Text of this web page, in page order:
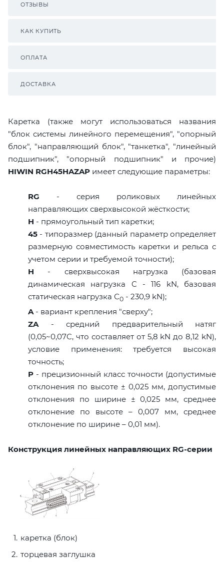
ОТЗЫВЫ
КАК КУПИТЬ
ОПЛАТА
ДОСТАВКА
Каретка (также могут использоваться названия
"блок системы линейного перемещения", "опорный
блок", "направляющий блок", "танкетка", "линейный
подшипник", "опорный подшипник" и прочие)
HIWIN RGH45HAZAP имеет следующие параметры:
RG - серия роликовых линейных
направляющих сверхвысокой жёсткости;
H - прямоугольный тип каретки;
45 - типоразмер (данный параметр определяет
размерную совместимость каретки и рельса с
учетом серии и требуемой точности);
H - сверхвысокая нагрузка (базовая
динамическая нагрузка C - 116 kN, базовая
статическая нагрузка С0 - 230,9 kN);
A- вариант крепления "сверху";
ZA- средний предварительный натяг
(0,05~0,07C, что составляет от 5,8 kN до 8,12 kN),
условие применения: требуется высокая
точность;
P - прецизионный класс точности (допустимые
отклонения по высоте ± 0,025 мм, допустимые
отклонения по ширине ± 0,025 мм, среднее
отклонение по высоте – 0,007 мм, среднее
отклонение по ширине – 0,01 мм).
Конструкция линейных направляющих RG-серии
каретка (блок)
торцевая заглушка